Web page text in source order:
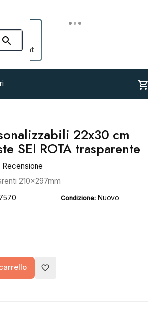


Account
shopping_cart
22x30 cm
SEI ROTA trasparente
Recensione
210x297mm
7570 Condizione: Nuovo
favorite_border